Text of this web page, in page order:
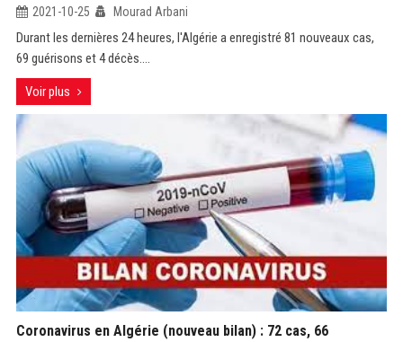
2021-10-25 Mourad Arbani
Durant les dernières 24 heures, l'Algérie a enregistré 81 nouveaux cas,
69 guérisons et 4 décès....
Voir plus
Coronavirus en Algérie (nouveau bilan) : 72 cas, 66